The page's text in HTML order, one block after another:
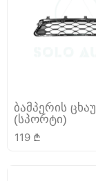
ბამპერის
(სპორტი)
119 ₾